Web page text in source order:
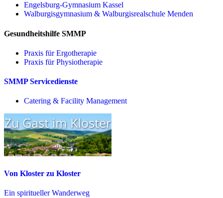
Engelsburg-Gymnasium Kassel
Walburgisgymnasium & Walburgisrealschule Menden
Gesundheitshilfe SMMP
Praxis für Ergo­therapie
Praxis für Physio­therapie
SMMP Servicedienste
Catering & Facility Management
Von Kloster zu Kloster
Ein spiritueller Wanderweg